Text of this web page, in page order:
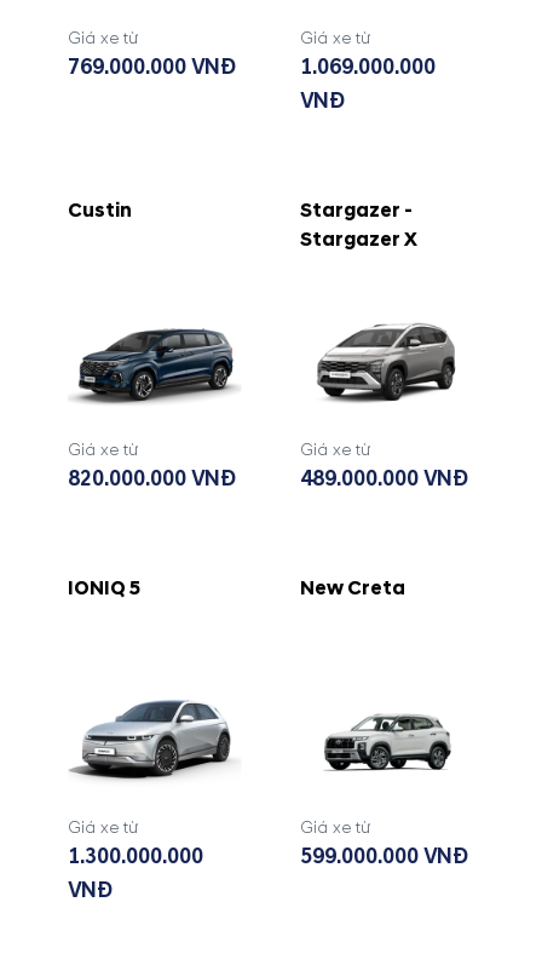
Giá xe từ
769.000.000 VNĐ
Giá xe từ
1.069.000.000
VNĐ
Custin
Giá xe từ
820.000.000 VNĐ
Stargazer -
Stargazer X
Giá xe từ
489.000.000 VNĐ
IONIQ 5
Giá xe từ
1.300.000.000
VNĐ
New Creta
Giá xe từ
599.000.000 VNĐ